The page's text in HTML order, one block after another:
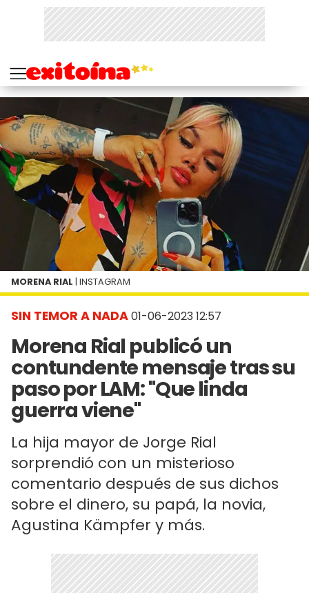
SIN TEMOR A NADA01-06-2023 12:57
Morena Rial publicó un
contundente mensaje tras su
paso por LAM: "Que linda
guerra viene"
La hija mayor de Jorge Rial
sorprendió con un misterioso
comentario después de sus dichos
sobre el dinero, su papá, la novia,
Agustina Kämpfer y más.
MORENA RIAL | INSTAGRAM